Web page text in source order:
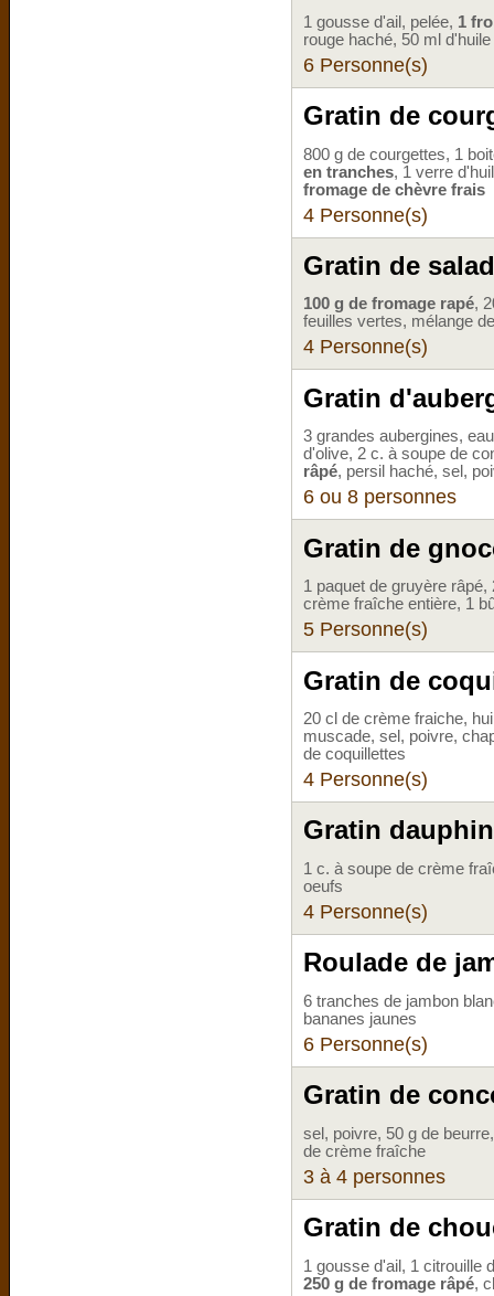
1 gousse d'ail, pelée, 1
rouge haché, 50 ml
6 Personne(s)
Gratin de
800 g de courgettes, 1
en tranches, 1 verre
fromage de chèvre frais
4 Personne(s)
Gratin de
100 g de fromage rapé,
feuilles vertes, mélange
4 Personne(s)
Gratin
3 grandes aubergines,
d'olive, 2 c. à soupe de
râpé, persil haché, sel,
6 ou 8 personnes
Gratin de
1 paquet de gruyère
crème fraîche entière, 1
5 Personne(s)
Gratin de
20 cl de crème fraiche,
muscade, sel, poivre,
de coquillettes
4 Personne(s)
Gratin
1 c. à soupe de crème
oeufs
4 Personne(s)
Roulade de
6 tranches de jambon
bananes jaunes
6 Personne(s)
Gratin de
sel, poivre, 50 g de
de crème fraîche
3 à 4 personnes
Gratin de
1 gousse d'ail, 1 citrouille
250 g de fromage râpé,